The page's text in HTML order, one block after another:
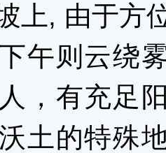
上, 由于方
午则云绕
，有充足
土的特殊